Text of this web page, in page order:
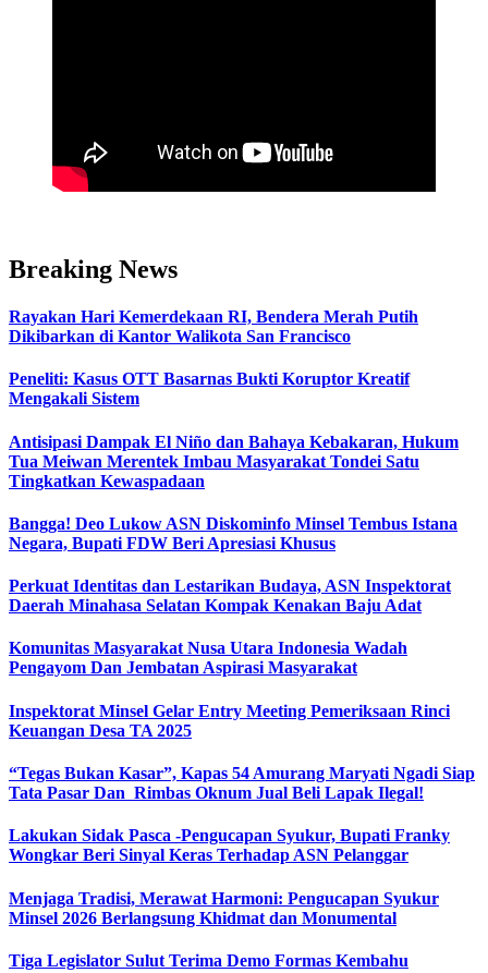
Breaking News
Rayakan Hari Kemerdekaan RI, Bendera Merah Putih
Dikibarkan di Kantor Walikota San Francisco
Peneliti: Kasus OTT Basarnas Bukti Koruptor Kreatif
Mengakali Sistem
Antisipasi Dampak El Niño dan Bahaya Kebakaran, Hukum
Tua Meiwan Merentek Imbau Masyarakat Tondei Satu
Tingkatkan Kewaspadaan
Bangga! Deo Lukow ASN Diskominfo Minsel Tembus Istana
Negara, Bupati FDW Beri Apresiasi Khusus‎
Perkuat Identitas dan Lestarikan Budaya, ASN Inspektorat
Daerah Minahasa Selatan Kompak Kenakan Baju Adat
Komunitas Masyarakat Nusa Utara Indonesia Wadah
Pengayom Dan Jembatan Aspirasi Masyarakat
Inspektorat Minsel Gelar Entry Meeting Pemeriksaan Rinci
Keuangan Desa TA 2025
“Tegas Bukan Kasar”, Kapas 54 Amurang Maryati Ngadi Siap
Tata Pasar Dan Rimbas Oknum Jual Beli Lapak Ilegal!
Lakukan Sidak Pasca -Pengucapan Syukur, Bupati Franky
Wongkar Beri Sinyal Keras Terhadap ASN Pelanggar‎
Menjaga Tradisi, Merawat Harmoni: Pengucapan Syukur
Minsel 2026 Berlangsung Khidmat dan Monumental
Tiga Legislator Sulut Terima Demo Formas Kembahu